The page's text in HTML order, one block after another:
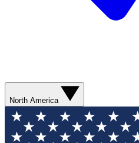
North America